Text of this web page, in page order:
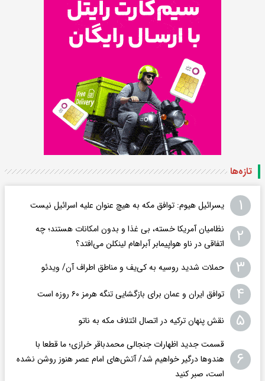
تازه‌ها
۱ یسرائیل هیوم: توافق مکه به هیچ عنوان علیه اسرائیل نیست
۲
نظامیان آمریکا خسته، بی غذا و بدون امکانات هستند؛ چه
اتفاقی در ناو هواپیمابر آبراهام لینکلن می‌افتد؟
۳ حملات شدید روسیه به کی‌یف و مناطق اطراف آن/ ویدئو
۴ توافق ایران و عمان برای بازگشایی تنگه هرمز ۶۰ روزه است
۵ نقش پنهان ترکیه در اتصال ائتلاف مکه به ناتو
۶
قسمت جدید اظهارات جنجالی محمدباقر خرازی؛ ما قطعا با
هندوها درگیر خواهیم شد/ آتش‌های امام عصر هنوز روشن نشده
است، صبر کنید